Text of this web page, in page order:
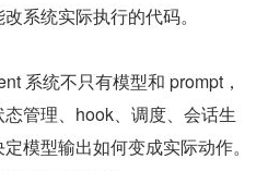
系统实际执行的代码。
系统不只有模型和 prompt，
管理、hook、调度、会话生
模型输出如何变成实际动作。